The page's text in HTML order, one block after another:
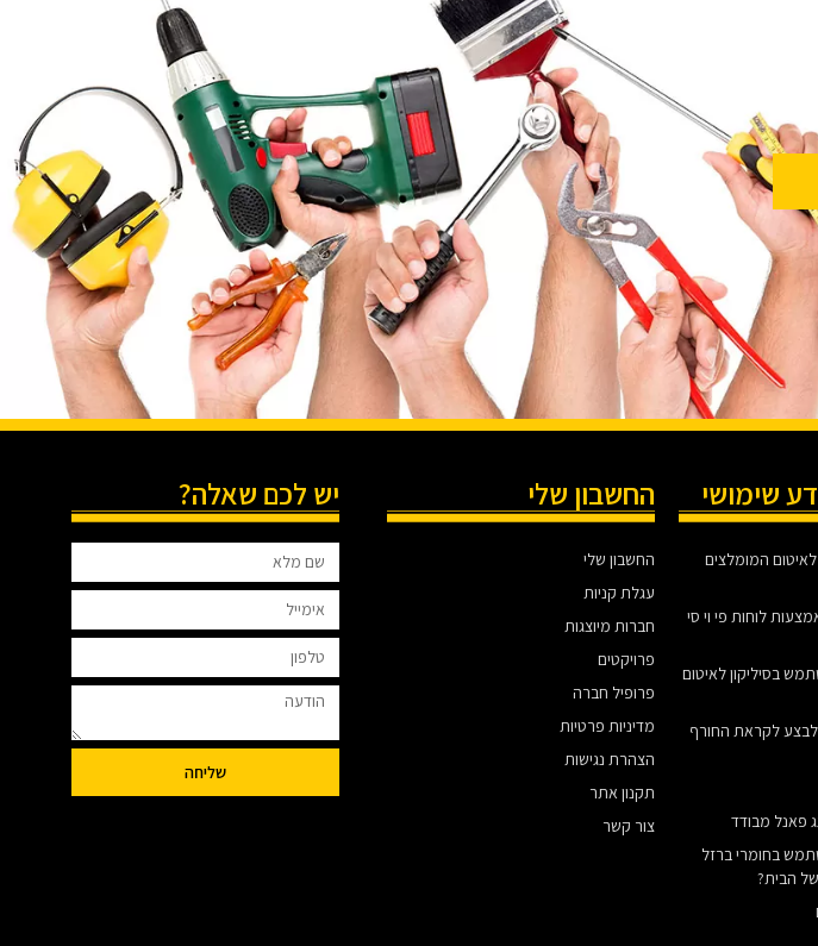
שימושי
לאיטום המומלצים
לוחות פי וי סי
בסיליקון לאיטום
לקראת החורף
פאנל מבודד
בחומרי ברזל
של הבית?
החשבון שלי
החשבון שלי
עגלת קניות
חברות מיוצגות
פרויקטים
פרופיל חברה
מדיניות פרטיות
הצהרת נגישות
תקנון אתר
צור קשר
יש לכם שאלה?
שליחה